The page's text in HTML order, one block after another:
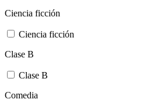
Ciencia ficción
Ciencia ficción
Clase B
Clase B
Comedia